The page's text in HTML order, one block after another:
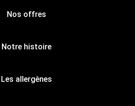
Nos offres
Notre histoire
Les allergènes